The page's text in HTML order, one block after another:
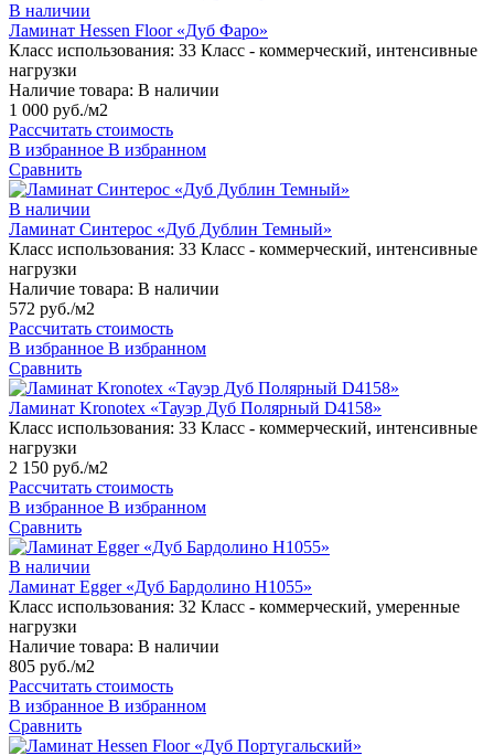
В наличии
Ламинат Hessen Floor «Дуб Фаро»
Класс использования: 33 Класс - коммерческий, интенсивные
нагрузки
Наличие товара: В наличии
1 000 руб./м2
Рассчитать стоимость
В избранное В избранном
Сравнить
В наличии
Ламинат Синтерос «Дуб Дублин Темный»
Класс использования: 33 Класс - коммерческий, интенсивные
нагрузки
Наличие товара: В наличии
572 руб./м2
Рассчитать стоимость
В избранное В избранном
Сравнить
Ламинат Kronotex «Тауэр Дуб Полярный D4158»
Класс использования: 33 Класс - коммерческий, интенсивные
нагрузки
2 150 руб./м2
Рассчитать стоимость
В избранное В избранном
Сравнить
В наличии
Ламинат Egger «Дуб Бардолино H1055»
Класс использования: 32 Класс - коммерческий, умеренные
нагрузки
Наличие товара: В наличии
805 руб./м2
Рассчитать стоимость
В избранное В избранном
Сравнить